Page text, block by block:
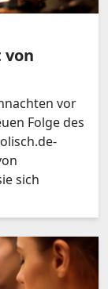
von
vor
Folge des
sich